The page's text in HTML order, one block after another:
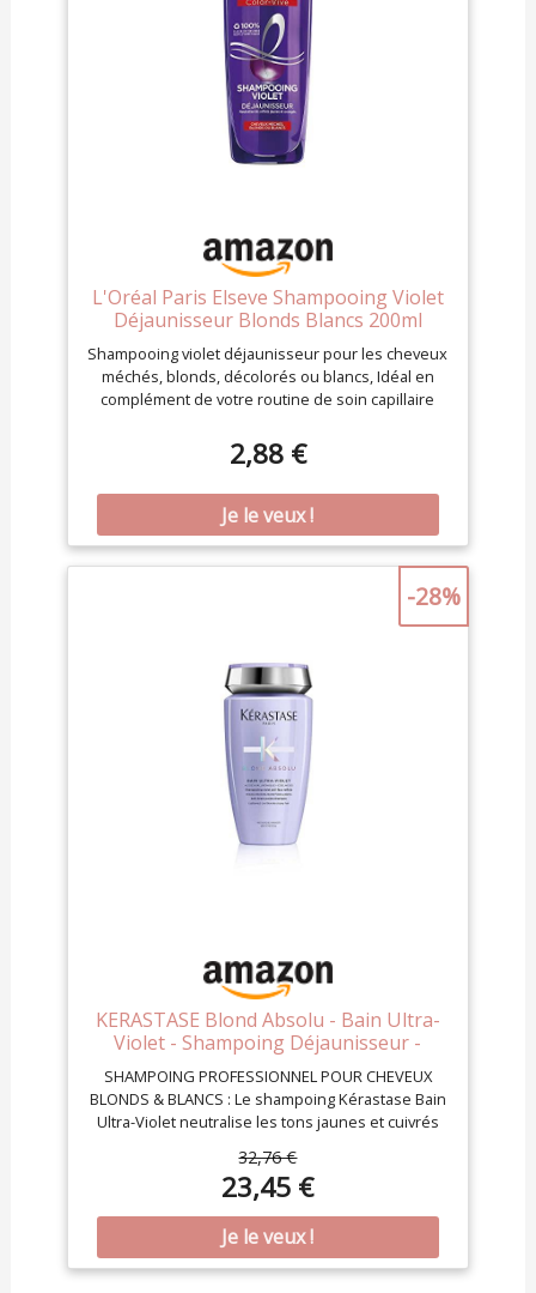
recyclable*, Produit en France dans une usine
neutre en carbone (*hors colorants et bouchon)
Contenu : 1x Shampooing Violet Déjaunisseur
Elseve Color-Vive de L'Oréal Paris, 200 ml
L'Oréal Paris Elseve Shampooing Violet
Déjaunisseur Blonds Blancs 200ml
Shampooing violet déjaunisseur pour les cheveux
méchés, blonds, décolorés ou blancs, Idéal en
complément de votre routine de soin capillaire
shampooings Résultats : Une couleur pure,
Reflets jaunes et orangés neutralisés, Cheveux
nettoyés en douceur, Efficace dès la première
application Application : À utiliser en alternance de
votre routine Color-Vive classique, Appliquer une
fois par semaine et laisser poser 1 minute sur
5 minutes sur cheveux bruns méchés Formule
enrichie en pigments violets pour une
indésirables, Flacon fabriqué à 100% avec du
plastique recyclé et 100% recyclable*, Produit en
France dans une usine neutre en carbone (*hors
colorants et bouchon) Contenu : 1x Shampooing
Violet Déjaunisseur Elseve Color-Vive de L'Oréal
Paris, 200 ml
2,88 €
KERASTASE Blond Absolu - Bain Ultra-
Violet - Shampoing Déjaunisseur -
Réduit Les Reflets Indésirables -
Cheveux 98 % Plus Forts & 84 % Plus
Hydratés - Cheveux Blonds Froids,
Blancs ou Gris - 250 ml
SHAMPOING PROFESSIONNEL POUR CHEVEUX
BLONDS & BLANCS : Le shampoing Kérastase Bain
Ultra-Violet neutralise les tons jaunes et cuivrés
décolorés, méchés, blonds froids ou gris. DES
ACTIFS HYDRATANTS ET REPARATEURS : Enrichi en
pigments violets pour neutraliser les reflets, ce
shampoing déjaunisseur contient aussi de l'acide
hyaluronique très hydratant et de la fleur
d’edelweiss riche en antioxydants. RÉSULTATS
32,76 €
23,45 €
-28%